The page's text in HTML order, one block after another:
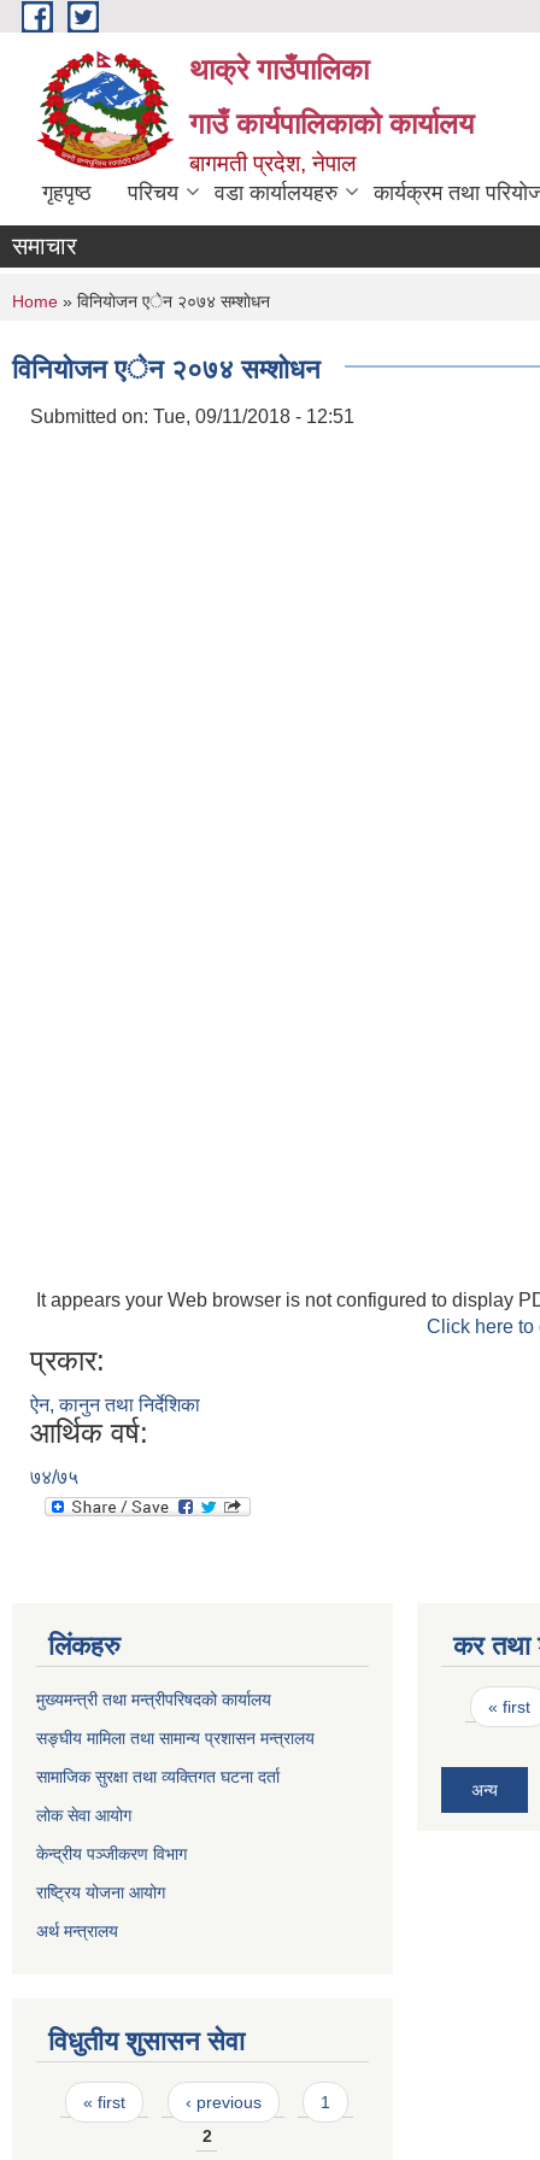
Skip to main content
थाक्रे गाउँपालिका
गाउँ कार्यपालिकाको कार्यालय
बागमती प्रदेश, नेपाल
गृहपृष्ठ परिचय वडा कार्यालयहरु कार्यक्रम तथा
समाचार
You are here
Home » विनियाेजन एेन २०७४ सम्शाेधन
विनियाेजन एेन २०७४ सम्शाेधन
Submitted on: Tue, 09/11/2018 - 12:51
It appears your Web browser is not configured to display
Click here
प्रकार:
ऐन, कानुन तथा निर्देशिका
आर्थिक वर्ष:
७४/७५
लिंकहरु
मुख्यमन्त्री तथा मन्त्रीपरिषदको कार्यालय
सङ्घीय मामिला तथा सामान्य प्रशासन मन्त्रालय
सामाजिक सुरक्षा तथा व्यक्तिगत घटना दर्ता
लोक सेवा आयोग
केन्द्रीय पञ्जीकरण विभाग
राष्ट्रिय योजना आयोग
अर्थ मन्त्रालय
विधुतीय शुसासन सेवा
Pages
« first ‹ previous
1
2
कर
Pages
« first
अन्य